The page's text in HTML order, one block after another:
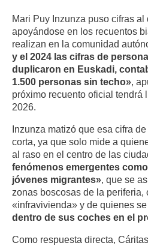
Mari Puy Inzunza puso cifras
apoyándose en los recuentos
realizan en la comunidad
y el 2024 las cifras de
duplicaron en Euskadi,
1.500 personas sin techo»,
próximo recuento oficial tendrá
2026.
Inzunza matizó que esa cifra
corta, ya que solo mide a
al raso en el centro de las
fenómenos emergentes
jóvenes migrantes», que se
zonas boscosas de la periferia,
«infravivienda» y de quienes
dentro de sus coches en el
Como respuesta directa,